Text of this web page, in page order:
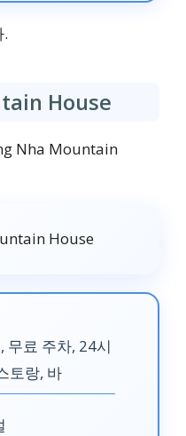
House
Nha Mountain
무료 주차, 24시
토랑, 바